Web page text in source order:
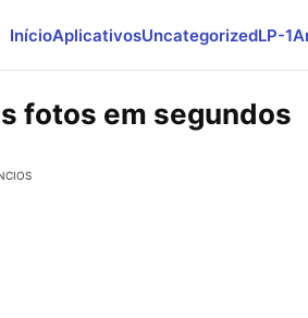
InícioAplicativosUncategorizedLP-1
fotos em segundos